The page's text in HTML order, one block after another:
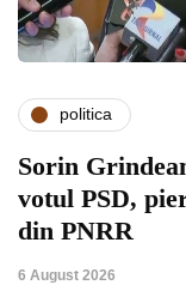
politica
Sorin
votul PSD,
din PNRR
6 August 2026